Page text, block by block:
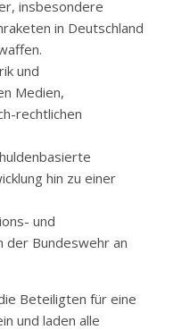
insbesondere
in Deutschland
und
Medien,
rechtlichen
hin zu einer
und
Bundeswehr an
Beteiligten für eine
und laden alle